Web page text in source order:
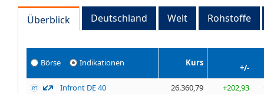
Überblick Deutschland Welt Rohstoffe
Börse Indikationen Kurs
+/-
Infront DE 40
26.360,79 +202,93